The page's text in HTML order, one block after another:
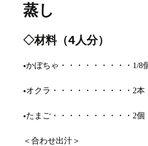
蒸し
◇材料（4人分）
•かぼちゃ・・・・・・・・・ 1/8
•オクラ・・・・・・・・・・ 2本
•たまご・・・・・・・・・・ 2個
＜合わせ出汁＞